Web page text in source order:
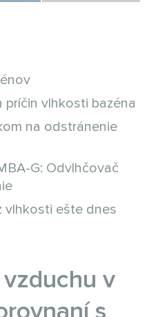
príčin vlhkosti bazéna
na odstránenie
G: Odvlhčovač
vlhkosti ešte dnes
v